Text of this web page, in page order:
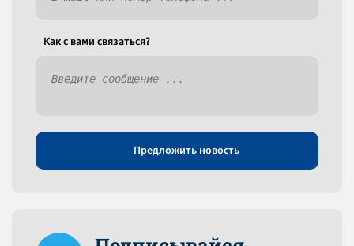
Как c вами связаться?
Предложить новость